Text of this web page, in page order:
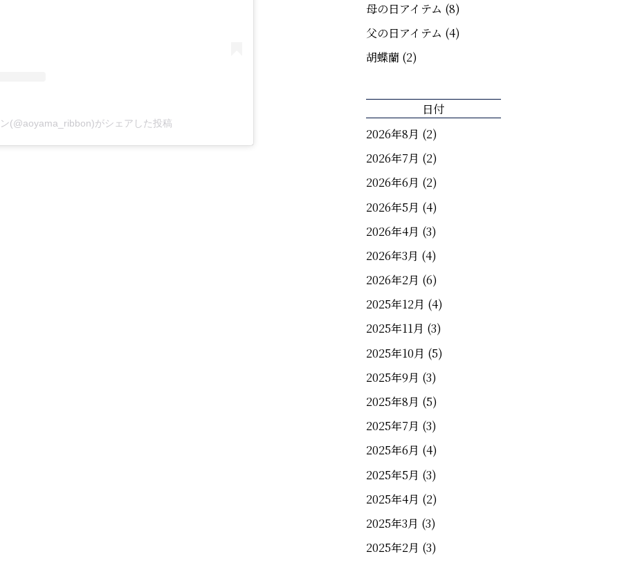
(@aoyama_ribbon)がシェアした投稿
母の日アイテム (8)
父の日アイテム (4)
胡蝶蘭(2)
日付
2026年8月 (2)
2026年7月 (2)
2026年6月 (2)
2026年5月 (4)
2026年4月 (3)
2026年3月 (4)
2026年2月 (6)
2025年12月 (4)
2025年11月 (3)
2025年10月 (5)
2025年9月 (3)
2025年8月 (5)
2025年7月 (3)
2025年6月 (4)
2025年5月 (3)
2025年4月 (2)
2025年3月 (3)
2025年2月 (3)